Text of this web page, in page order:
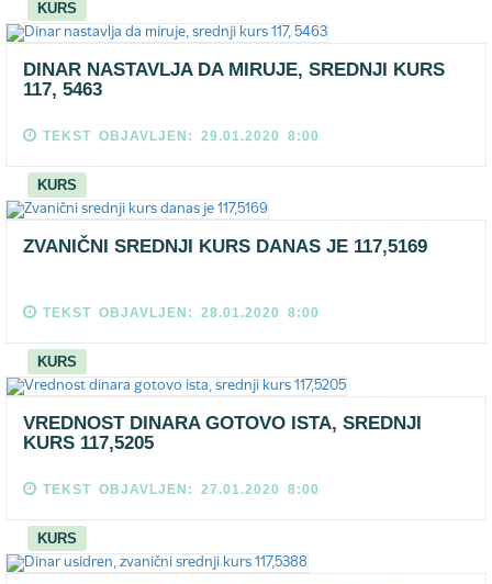
KURS
DINAR NASTAVLJA DA MIRUJE, SREDNJI KURS
117, 5463
TEKST OBJAVLJEN: 29.01.2020 8:00
KURS
ZVANIČNI SREDNJI KURS DANAS JE 117,5169
TEKST OBJAVLJEN: 28.01.2020 8:00
KURS
VREDNOST DINARA GOTOVO ISTA, SREDNJI
KURS 117,5205
TEKST OBJAVLJEN: 27.01.2020 8:00
KURS